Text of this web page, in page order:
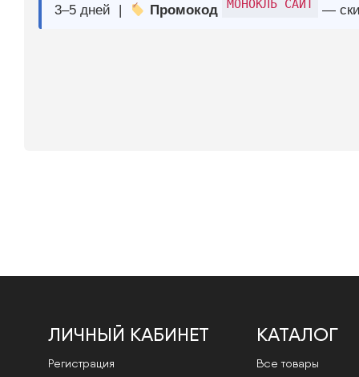
ЛИЧНЫЙ КАБИНЕТ
Регистрация
КАТАЛОГ
Все товары